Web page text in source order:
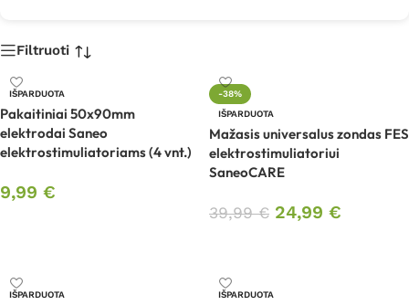
Filtruoti
IŠPARDUOTA
Pakaitiniai 50x90mm
elektrodai Saneo
elektrostimuliatoriams (4 vnt.)
9,99 €
-38%
IŠPARDUOTA
Mažasis universalus zondas FES
elektrostimuliatoriui
SaneoCARE
39,99€ 24,99 €
IŠPARDUOTA IŠPARDUOTA